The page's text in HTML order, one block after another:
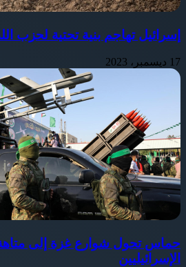
إسرائيل تهاجم بنية تحتية لحزب
17 ديسمبر، 2023
حماس تحول شوارع غزة إلى متاهة
الإسرائيليين